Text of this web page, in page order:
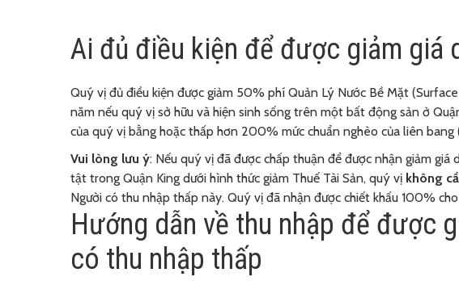
Ai đủ điều kiện để được giảm giá
Quý vị đủ điều kiện được giảm 50% phí Quản Lý Nước Bề Mặt
năm nếu quý vị sở hữu và hiện sinh sống trên một bất động sản ở
của quý vị bằng hoặc thấp hơn 200% mức chuẩn nghèo của liên
Vui lòng lưu ý: Nếu quý vị đã được chấp thuận để được nhận giảm giá
tật trong Quận King dưới hình thức giảm Thuế Tài Sản, quý vị không
Người có thu nhập thấp này. Quý vị đã nhận được chiết khấu 100%
Hướng dẫn về thu nhập để được
có thu nhập thấp